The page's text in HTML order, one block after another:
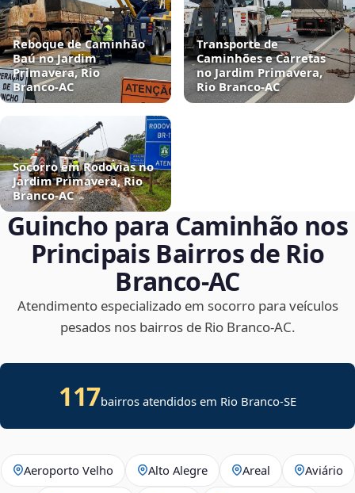
Reboque de Caminhão
Baú no Jardim
Primavera, Rio
Branco‑AC
Transporte de
Caminhões e Carretas
no Jardim Primavera,
Rio Branco‑AC
Socorro em Rodovias no
Jardim Primavera, Rio
Branco‑AC
Guincho para Caminhão nos
Principais Bairros de Rio
Branco‑AC
Atendimento especializado em socorro para veículos
pesados nos bairros de Rio Branco‑AC.
117bairros atendidos em Rio Branco-SE
Aeroporto Velho Alto Alegre Areal Aviário